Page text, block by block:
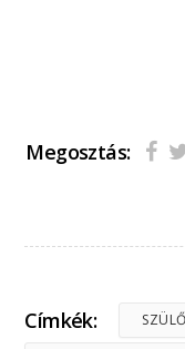
Megosztás:
Címkék: